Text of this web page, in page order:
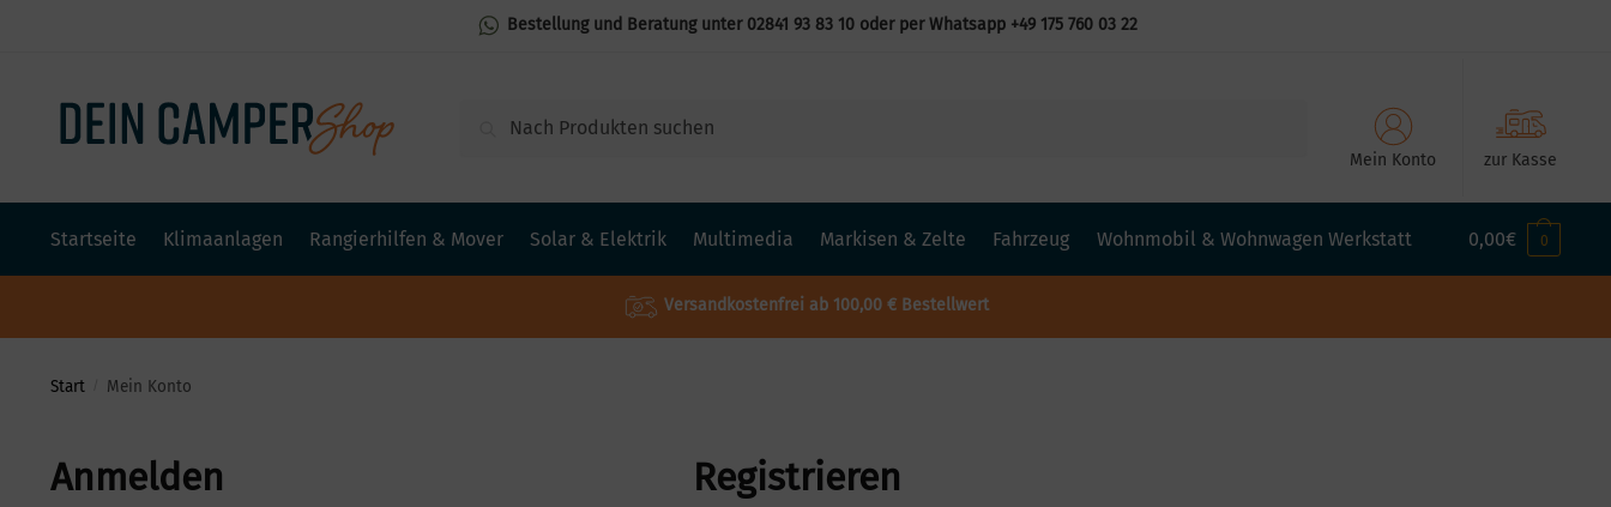
Bestellung und Beratung unter 02841 93 83 10oder per Whatsapp +49 175 760 03 22
Suchen
Mein Konto zur Kasse
Startseite Klimaanlagen Rangierhilfen & Mover Solar & Elektrik Multimedia Markisen & Zelte Fahrzeug Wohnmobil & Wohnwagen Werkstatt 0,00€ 0
Versandkostenfrei ab 100,00 € Bestellwert
Start Mein Konto
Anmelden Registrieren